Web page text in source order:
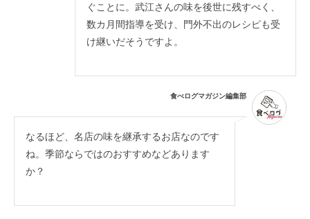
ぐことに。武江さんの味を後世に残すべく、
数カ月間指導を受け、門外不出のレシピも受
け継いだそうですよ。
食べログマガジン編集部
なるほど、名店の味を継承するお店なのです
ね。季節ならではのおすすめなどあります
か？